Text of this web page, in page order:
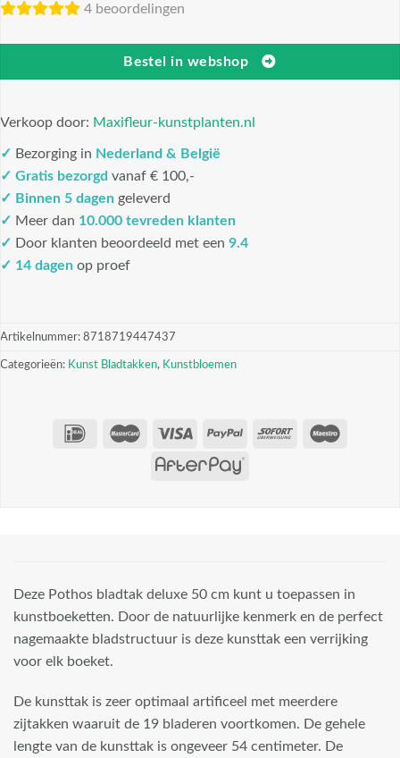
4 beoordelingen
Bestel in webshop
Verkoop door: Maxifleur-kunstplanten.nl
✓ Bezorging in Nederland & België
✓ Gratis bezorgd vanaf € 100,-
✓ Binnen 5 dagen geleverd
✓ Meer dan 10.000 tevreden klanten
✓ Door klanten beoordeeld met een 9.4
✓ 14 dagen op proef
Artikelnummer: 8718719447437
Categorieën: Kunst Bladtakken, Kunstbloemen
Deze Pothos bladtak deluxe 50 cm kunt u toepassen in
kunstboeketten. Door de natuurlijke kenmerk en de perfect
nagemaakte bladstructuur is deze kunsttak een verrijking
voor elk boeket.
De kunsttak is zeer optimaal artificeel met meerdere
zijtakken waaruit de 19 bladeren voortkomen. De gehele
lengte van de kunsttak is ongeveer 54 centimeter. De